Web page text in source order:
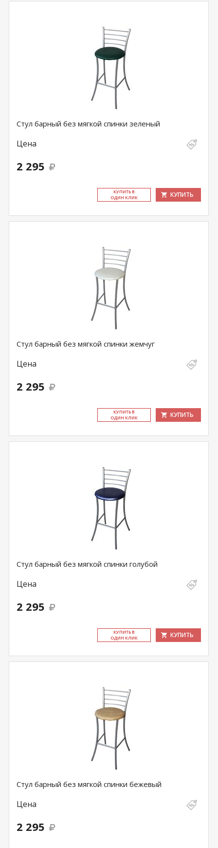
Стул барный без мягкой спинки зеленый
Цена
2 295
КУ­ПИТЬ В
ОДИН КЛИК
КУПИТЬ
Стул барный без мягкой спинки жемчуг
Цена
2 295
КУ­ПИТЬ В
ОДИН КЛИК
КУПИТЬ
Стул барный без мягкой спинки голубой
Цена
2 295
КУ­ПИТЬ В
ОДИН КЛИК
КУПИТЬ
Стул барный без мягкой спинки бежевый
Цена
2 295